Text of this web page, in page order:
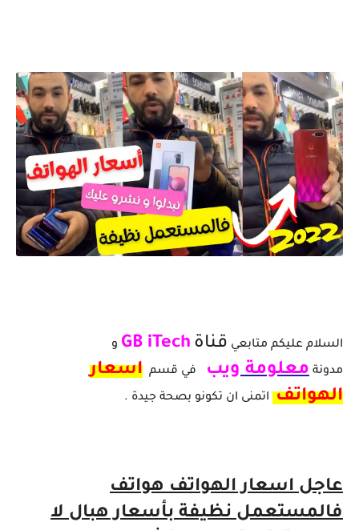
السلام عليكم متابعي قناة GB iTech و
مدونة معلومةويب في قسم اسعار
الهواتف اتمنى ان تكونو بصحة جيدة .
عاجل اسعار الهواتف هواتف
فالمستعمل نظيفة بأسعار هبال لا